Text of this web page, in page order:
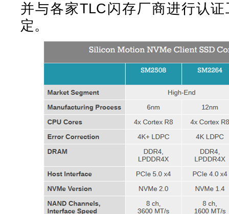
并与各家TLC闪存厂商进行认
定。